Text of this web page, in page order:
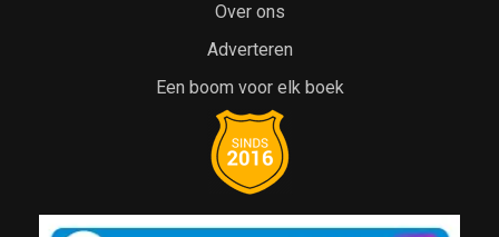
Over ons
Adverteren
Een boom voor elk boek